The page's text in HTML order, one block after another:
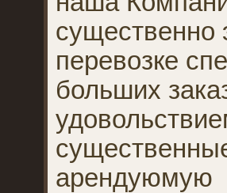
существенно
перевозке
больших
арендуюмую